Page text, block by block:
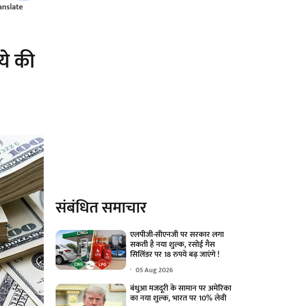
की
संबंधित समाचार
एलपीजी-सीएनजी पर सरकार लगा
सकती है नया शुल्क, रसोई गैस
सिलिंडर पर 18 रुपये बढ़ जाएंगे !
05 Aug 2026
बंधुआ मजदूरी के सामान पर अमेरिका
का नया शुल्क, भारत पर 10% लेवी